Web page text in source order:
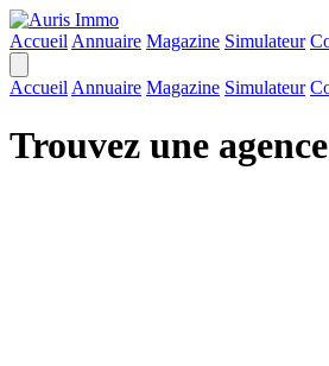
Accueil Annuaire Magazine Simulateur
Accueil Annuaire Magazine Simulateur
Trouvez une